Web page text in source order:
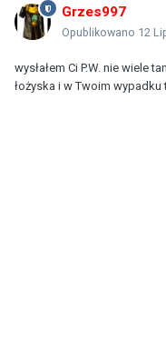
Grzes997
Opublikowano 12
wysłałem Ci P.W. nie wiele
łożyska i w Twoim